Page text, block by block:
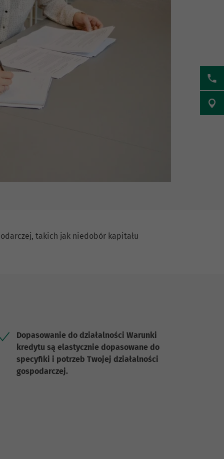
takich jak niedobór kapitału
Dopasowanie do działalności Warunki
kredytu są elastycznie dopasowane do
specyfiki i potrzeb Twojej działalności
gospodarczej.